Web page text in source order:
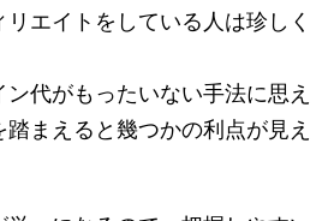
エイトをしている人は珍しく
代がもったいない手法に思え
まえると幾つかの利点が見え